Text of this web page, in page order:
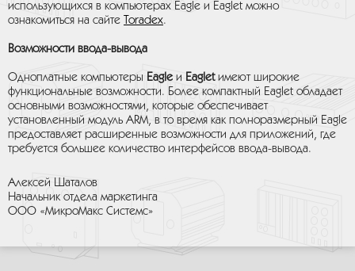
использующихся в компьютерах Eagle и Eaglet можно
ознакомиться на сайте
Toradex.
Возможности ввода-вывода
Одноплатные компьютеры Eagle и Eagletимеют широкие
функциональные возможности. Более компактный Eaglet обладает
основными возможностями, которые обеспечивает
установленный модуль ARM, в то время как полноразмерный Eagle
предоставляет расширенные возможности для приложений, где
требуется большее количество интерфейсов ввода-вывода.
Алексей Шаталов
Начальник отдела маркетинга
ООО «МикроМакс Системс»